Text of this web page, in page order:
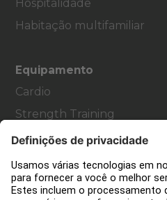
Hospitalidade
Habitação multifamiliar
Equipamento
Cardio
Strength Training
Accessories
Apoio ao cliente
Decoração de ginásios